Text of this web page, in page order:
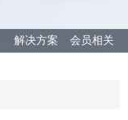
解决方案 会员相关